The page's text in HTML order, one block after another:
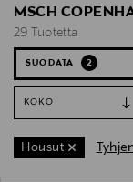
MSCH
29 Tuotetta
SUODATA 2
KOKO
Housut